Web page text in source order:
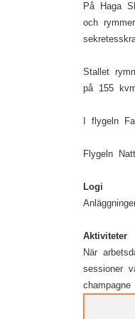
På Haga
och
Stallet
på 155
I flygeln
Flygeln
Logi
Aktiviteter
När
sessioner